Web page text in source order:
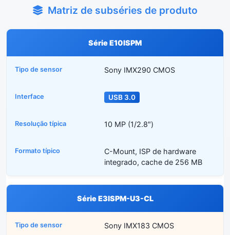
Matriz de subséries de produto
Série E10ISPM
Sony IMX290 CMOS
USB 3.0
10 MP (1/2.8″)
C-Mount, ISP de hardware
integrado, cache de 256 MB
Série E3ISPM-U3-CL
Sony IMX183 CMOS